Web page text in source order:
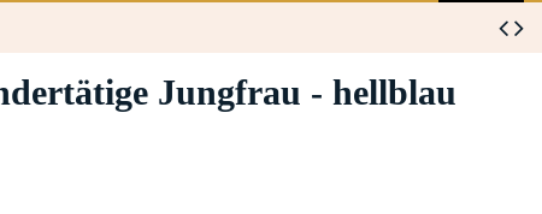
Jungfrau - hellblau